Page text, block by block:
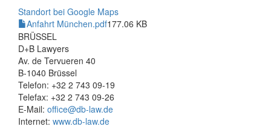
Standort bei Google Maps
Anfahrt München.pdf177.06 KB
BRÜSSEL
D+B Lawyers
Av. de Tervueren 40
B-1040 Brüssel
Telefon: +32 2 743 09-19
Telefax: +32 2 743 09-26
E-Mail: office@db-law.de
Internet: www.db-law.de